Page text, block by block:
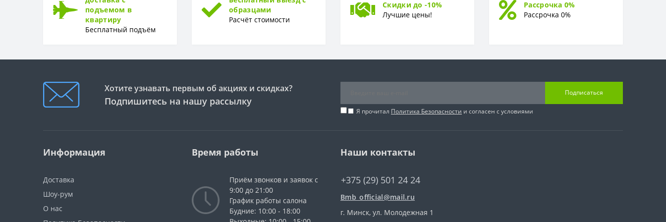
подъемом в
квартиру
Бесплатный подъём
образцами
Расчёт стоимости
Скидки до -10%
Лучшие цены!
Рассрочка 0%
Рассрочка 0%
Хотите узнавать первым об акциях и скидках?
Подпишитесь на нашу рассылку
Подписаться
Я прочитал Политика Безопасности и согласен с условиями
Информация
Доставка
Шоу-рум
О нас
Время работы
Приём звонков и заявок с
9:00 до 21:00
График работы салона
Будние: 10:00 - 18:00
Наши контакты
+375 (29) 501 24 24
Bmb_official@mail.ru
г. Минск, ул. Молодежная 1